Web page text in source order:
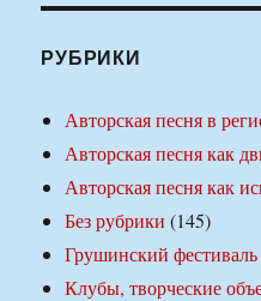
РУБРИКИ
Авторская песня в
Авторская песня как
Авторская песня как
Без рубрики (145)
Грушинский фестиваль
Клубы, творческие